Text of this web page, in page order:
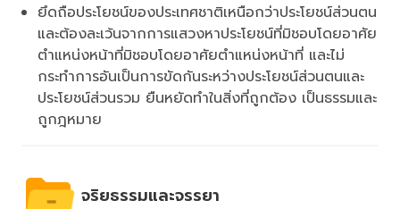
ยึดถือประโยชน์ของประเทศชาติเหนือกว่าประโยชน์ส่วนตน
และต้องละเว้นจากการแสวงหาประโยชน์ที่มิชอบโดยอาศัย
ตำแหน่งหน้าที่มิชอบโดยอาศัยตำแหน่งหน้าที่ และไม่
กระทำการอันเป็นการขัดกันระหว่างประโยชน์ส่วนตนและ
ประโยชน์ส่วนรวม ยืนหยัดทำในสิ่งที่ถูกต้อง เป็นธรรมและ
ถูกฎหมาย
จริยธรรมและจรรยา